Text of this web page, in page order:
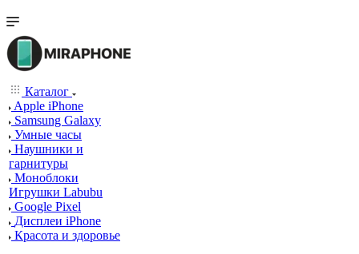
Каталог
Apple iPhone
Samsung Galaxy
Умные часы
Наушники и
гарнитуры
Моноблоки
Игрушки Labubu
Google Pixel
Дисплеи iPhone
Красота и здоровье